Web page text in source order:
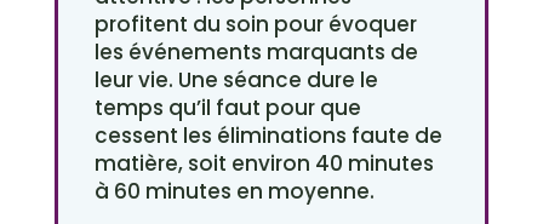
profitent du soin pour évoquer
les événements marquants de
leur vie. Une séance dure le
temps qu’il faut pour que
cessent les éliminations faute de
matière, soit environ 40 minutes
à 60 minutes en moyenne.